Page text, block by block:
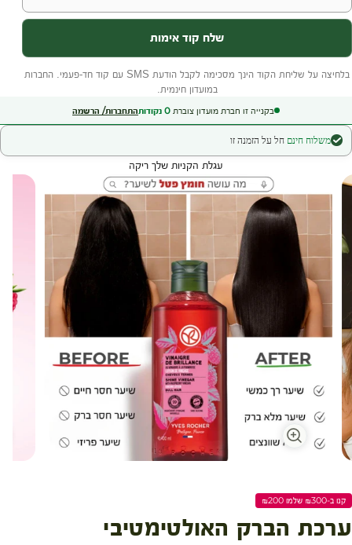
בקנייה זו חברת מועדון צוברת 0 נקודותהתחברות/ הרשמה
משלוח חינם חל על הזמנה זו
עגלת הקניות שלך ריקה
קנו ב-₪300 שלמו ₪200
ערכת הברק האולטימטיבי